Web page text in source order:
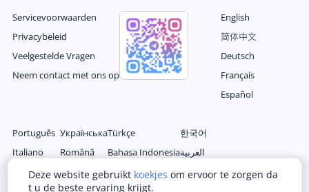
Servicevoorwaarden
Privacybeleid
Veelgestelde Vragen
Neem contact met ons op
English
简体中文
Deutsch
Français
Español
Português
Italiano
Nederlands
Українська
Română
Magyar
Türkçe
Bahasa Indonesia
Filipino
한국어
العربية
日本语
Deze website gebruikt koekjesom ervoor te zorgen da
t u de beste ervaring krijgt.